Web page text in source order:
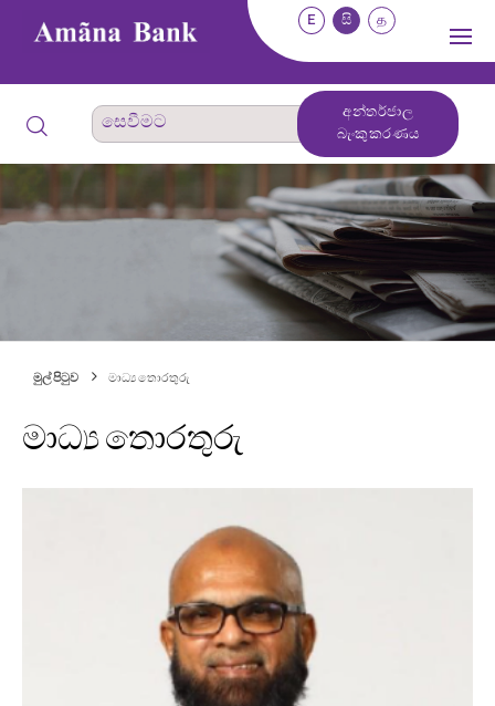
E සි த
අන්තර්ජාල
බැංකුකරණය
මුල් පිටුව මාධ්‍ය තොරතුරු
මාධ්‍ය තොරතුරු